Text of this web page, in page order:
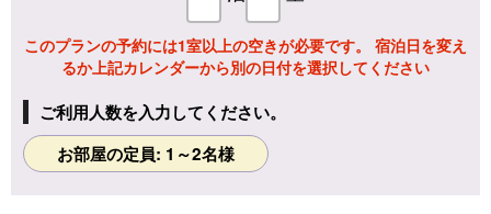
このプランの予約には1室以上の空きが必要です。 宿泊日を変え
るか上記カレンダーから別の日付を選択してください
ご利用人数を入力してください。
お部屋の定員: 1～2名様